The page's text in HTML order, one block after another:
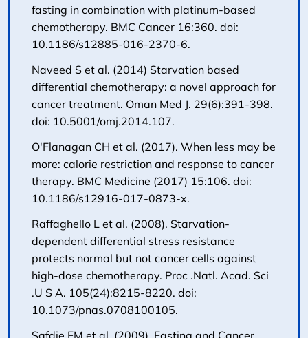
fasting in combination with platinum-based
chemotherapy. BMC Cancer 16:360. doi:
10.1186/s12885-016-2370-6.
Naveed S et al. (2014) Starvation based
differential chemotherapy: a novel approach for
cancer treatment. Oman Med J. 29(6):391-398.
doi: 10.5001/omj.2014.107.
O'Flanagan CH et al. (2017). When less may be
more: calorie restriction and response to cancer
therapy. BMC Medicine (2017) 15:106. doi:
10.1186/s12916-017-0873-x.
Raffaghello L et al. (2008). Starvation‐
dependent differential stress resistance
protects normal but not cancer cells against
high‐dose chemotherapy. Proc .Natl. Acad. Sci
.U S A. 105(24):8215‐8220. doi:
10.1073/pnas.0708100105.
Safdie FM et al. (2009). Fasting and Cancer